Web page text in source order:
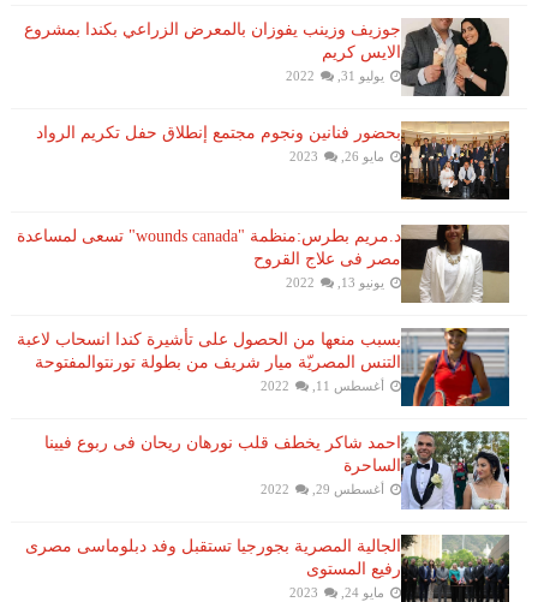
جوزيف وزينب يفوزان بالمعرض الزراعي بكندا بمشروع
الايس كريم
يوليو 31, 2022
بحضور فنانين ونجوم مجتمع إنطلاق حفل تكريم الرواد
مايو 26, 2023
د.مريم بطرس:منظمة "wounds canada" تسعى لمساعدة
مصر فى علاج القروح
يونيو 13, 2022
بسبب منعها من الحصول على تأشيرة كندا انسحاب لاعبة ​
التنس​ المصريّة ​ميار شريف​ من بطولة ​تورنتو​المفتوحة
أغسطس 11, 2022
احمد شاكر يخطف قلب نورهان ريحان فى ربوع فيينا
الساحرة
أغسطس 29, 2022
الجالية المصرية بجورجيا تستقبل وفد دبلوماسى مصرى
رفيع المستوى
مايو 24, 2023